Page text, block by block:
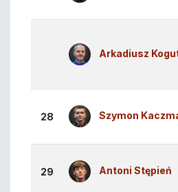
Arkadiusz
28 Szymon
29 Antoni Stępień